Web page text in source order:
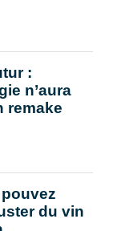
:
n’aura
remake
du vin